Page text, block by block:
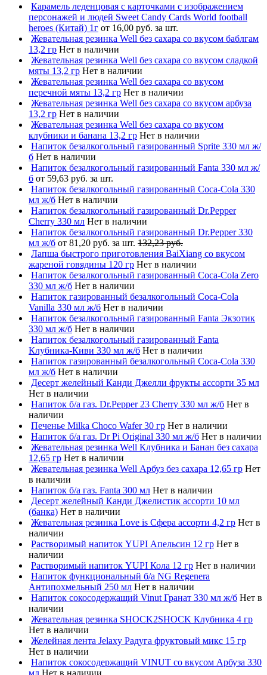
Карамель леденцовая с карточками с изображением
персонажей и людей Sweet Candy Cards World football
heroes (Китай) 1г от 16,00 руб. за шт.
Жевательная резинка Well без сахара со вкусом баблгам
13,2 гр Нет в наличии
Жевательная резинка Well без сахара со вкусом сладкой
мяты 13,2 гр Нет в наличии
Жевательная резинка Well без сахара со вкусом
перечной мяты 13,2 гр Нет в наличии
Жевательная резинка Well без сахара со вкусом арбуза
13,2 гр Нет в наличии
Жевательная резинка Well без сахара со вкусом
клубники и банана 13,2 гр Нет в наличии
Напиток безалкогольный газированный Sprite 330 мл ж/
б Нет в наличии
Напиток безалкогольный газированный Fanta 330 мл ж/
б от 59,63 руб. за шт.
Напиток безалкогольный газированный Coca-Cola 330
мл ж/б Нет в наличии
Напиток безалкогольный газированный Dr.Pepper
Cherry 330 мл Нет в наличии
Напиток безалкогольный газированный Dr.Pepper 330
мл ж/б от 81,20 руб. за шт. 132,23 руб.
Лапша быстрого приготовления BaiXiang со вкусом
жареной говядины 120 гр Нет в наличии
Напиток безалкогольный газированный Coca-Cola Zero
330 мл ж/б Нет в наличии
Напиток газированный безалкогольный Coca-Cola
Vanilla 330 мл ж/б Нет в наличии
Напиток безалкогольный газированный Fanta Экзотик
330 мл ж/б Нет в наличии
Напиток безалкогольный газированный Fanta
Клубника-Киви 330 мл ж/б Нет в наличии
Напиток газированный безалкогольный Coca-Cola 330
мл ж/б Нет в наличии
Десерт желейный Канди Джелли фрукты ассорти 35 мл
Нет в наличии
Напиток б/а газ. Dr.Pepper 23 Cherry 330 мл ж/б Нет в
наличии
Печенье Milka Choco Wafer 30 гр Нет в наличии
Напиток б/а газ. Dr Pi Original 330 мл ж/б Нет в наличии
Жевательная резинка Well Клубника и Банан без сахара
12,65 гр Нет в наличии
Жевательная резинка Well Арбуз без сахара 12,65 гр Нет
в наличии
Напиток б/а газ. Fanta 300 мл Нет в наличии
Десерт желейный Канди Джелистик ассорти 10 мл
(банка) Нет в наличии
Жевательная резинка Love is Сфера ассорти 4,2 гр Нет в
наличии
Растворимый напиток YUPI Апельсин 12 гр Нет в
наличии
Растворимый напиток YUPI Кола 12 гр Нет в наличии
Напиток функциональный б/а NG Regenera
Антипохмельный 250 мл Нет в наличии
Напиток сокосодержащий Vinut Гранат 330 мл ж/б Нет в
наличии
Жевательная резинка SHOCK2SHOCK Клубника 4 гр
Нет в наличии
Желейная лента Jelaxy Радуга фруктовый микс 15 гр
Нет в наличии
Напиток сокосодержащий VINUT со вкусом Арбуза 330
мл Нет в наличии